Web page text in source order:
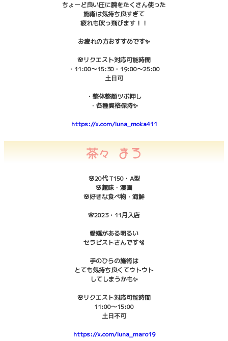
ちょーど良い圧に腕をたくさん使った
施術は気持ち良すぎて
疲れも吹っ飛びます！！
お疲れの方おすすめです✨
🌸リクエスト対応可能時間
・11:00〜15:30・19:00〜25:00
土日可
・整体整顔ツボ押し
・各種資格保持✨
https://x.com/luna_moka411
茶々 まろ
🌸20代 T150・A型
🌸趣味・漫画
🌸好きな食べ物・海鮮
🌸2023・11月入店
愛嬌がある明るい
セラピストさんです🫧
手のひらの施術は
とても気持ち良くてウトウト
してしまうかも✨
🌸リクエスト対応可能時間
11:00〜15:00
土日不可
https://x.com/luna_maro19